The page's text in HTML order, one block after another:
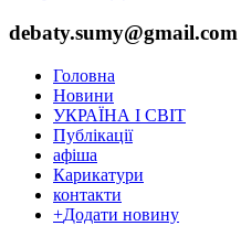
debaty.sumy@gmail.com
Головна
Новини
УКРАЇНА І СВІТ
Публікації
афіша
Карикатури
контакти
+Додати новину